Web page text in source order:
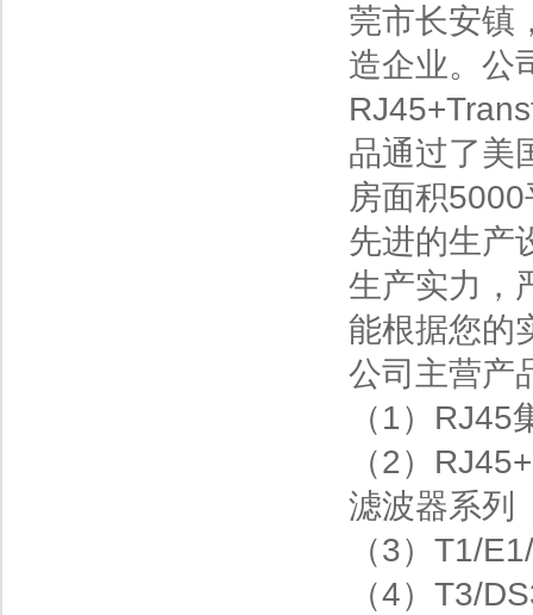
莞市长安镇
造企业。公
品通过了美
房面积
先进的生产
生产实力，
能根据您的
公司主营产
（1）
（2）
滤波器系列
（3）T1/
（4）T3/